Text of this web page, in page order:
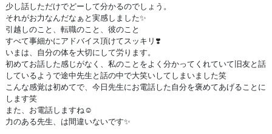
少し話しただけでどーして分かるのでしょう。
それがお力なんだなぁと実感しました✨️
引越しのこと、転職のこと、彼のこと
すべて事細かにアドバイス頂けてスッキリ❣️
いまは、自分の体を大切にして労ります。
初めてお話した感じがなく、私のことをよく分かってくれていて旧友と話
しているようで途中先生と話の中で大笑いしてしまいました笑
こんな感覚は初めてで、今日先生にお電話した自分を褒めてあげることに
します笑
また、お電話しますね☺️
力のある先生、は間違いないです✨️